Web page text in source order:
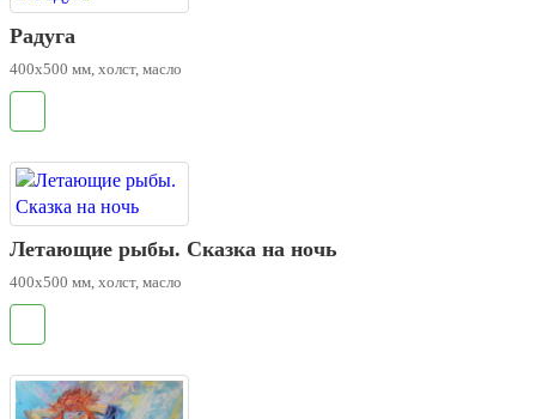
Радуга
400х500 мм, холст, масло
Летающие рыбы. Сказка на ночь
400х500 мм, холст, масло